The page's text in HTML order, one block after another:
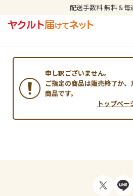
配送手数料 無料＆毎
申し訳ございません。
ご指定の商品は販売終了か
商品です。
トップペー